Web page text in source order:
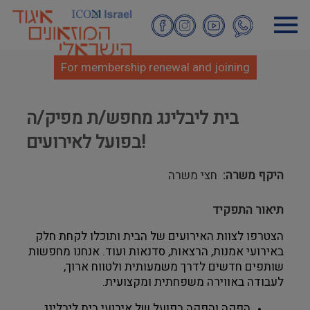
Skip
For membership renewal and joining
בית ליבלינג מחפש/ת מפיק/ה
בפועל לאירועים!
היקף משרה חצי משרה
תיאור התפקיד
באירועי אמנות, הרצאות, סדנאות ועוד. אנחנו מחפשות
שותפים חדשים לדרך משמעותית ולטווח ארוך,
לעבודה באווירה משפחתית ומקצועית.